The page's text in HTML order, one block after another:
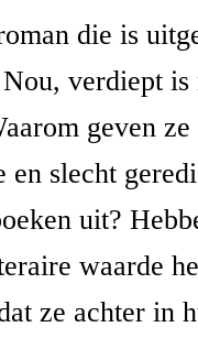
die is
verdiept is
geven
en slecht
uit?
waarde
ze achter in